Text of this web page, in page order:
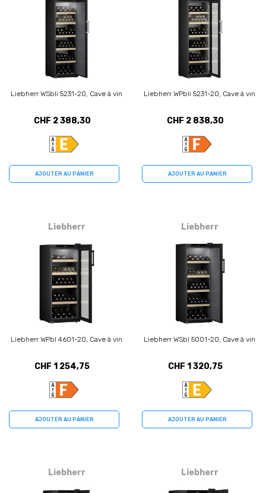
Liebherr WSbli 5231-20, Cave à vin
CHF 2 388,30
AJOUTER AU PANIER
Liebherr WPbli 5231-20, Cave à vin
CHF 2 838,30
AJOUTER AU PANIER
Liebherr
Liebherr WPbl 4601-20, Cave à vin
CHF 1 254,75
AJOUTER AU PANIER
Liebherr
Liebherr WSbl 5001-20, Cave à vin
CHF 1 320,75
AJOUTER AU PANIER
Liebherr Liebherr